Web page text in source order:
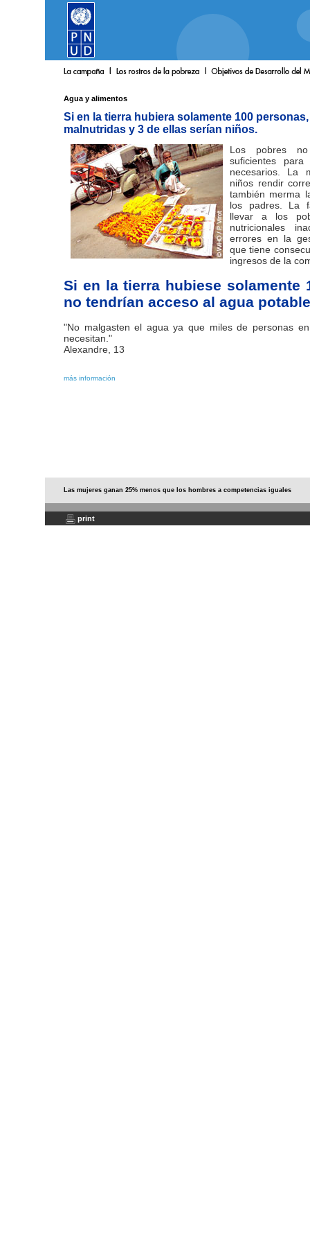
Agua y alimentos
Si en la tierra hubiera solamente 100
malnutridas y 3 de ellas serían niños.
Los pobres
suficientes para
necesarios. La
niños rendir
también merma
los padres. La
llevar a los
nutricionales
errores en la
que tiene
ingresos de la
Si en la tierra hubiese solamente
no tendrían acceso al agua potable
"No malgasten el agua ya que miles de personas
necesitan."
Alexandre, 13
más información
Las mujeres ganan 25% menos que los hombres a competencias iguales
print